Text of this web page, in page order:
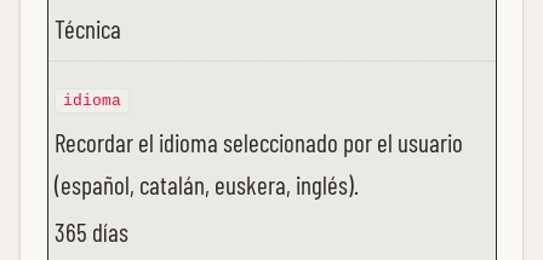
Técnica
idioma
Recordar el idioma seleccionado por el usuario
(español, catalán, euskera, inglés).
365 días